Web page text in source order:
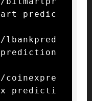
predic
predicti